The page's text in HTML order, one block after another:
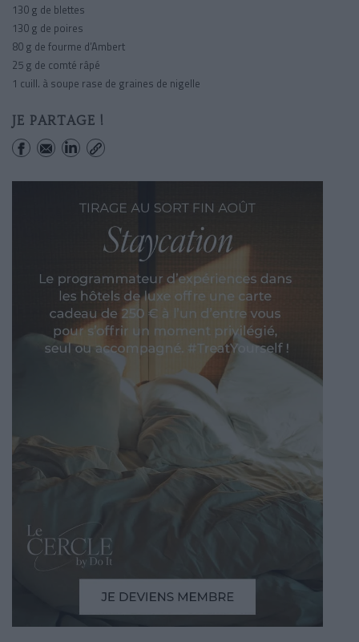
130 g de blettes
130 g de poires
80 g de fourme d’Ambert
25 g de comté râpé
1 cuill. à soupe rase de graines de nigelle
JE PARTAGE !